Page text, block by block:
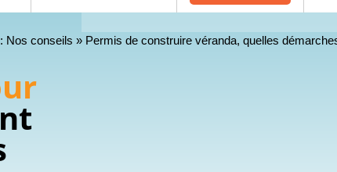
Nos conseils » Permis de construire véranda, quelles